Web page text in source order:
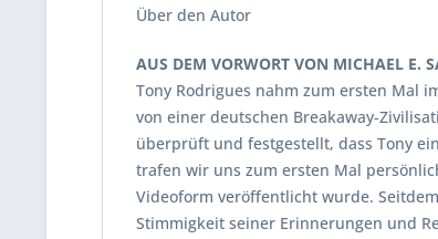
Über den Autor
AUS DEM VORWORT VON MICHAEL E.
Tony Rodrigues nahm zum ersten Mal
von einer deutschen Breakaway-
überprüft und festgestellt, dass Tony
trafen wir uns zum ersten Mal
Videoform veröffentlicht wurde.
Stimmigkeit seiner Erinnerungen und